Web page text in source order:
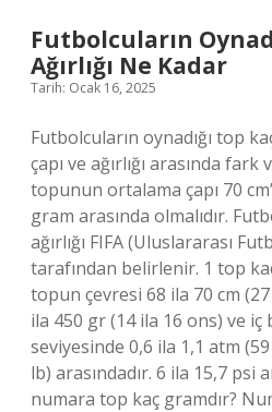
Futbolcuların
Ağırlığı Ne Kadar
Tarih: Ocak 16, 2025
Futbolcuların oynadığı top
çapı ve ağırlığı arasında
topunun ortalama çapı 70
gram arasında olmalıdır.
ağırlığı FIFA (Uluslararası
tarafından belirlenir. 1 top
topun çevresi 68 ila 70 cm (27
ila 450 gr (14 ila 16 ons) ve iç
seviyesinde 0,6 ila 1,1 atm
lb) arasındadır. 6 ila 15,7 psi
numara top kaç gramdır?